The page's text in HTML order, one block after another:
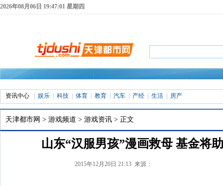
2026年08月06日 19:47:01 星期四
资讯中心 娱乐 科技 体育 教育 汽车 产经 生活 房产
天津都市网 > 游戏频道 > 游戏资讯 > 正文
山东“汉服男孩”漫画救母 基金将
2015年12月20日 21:13 来源：